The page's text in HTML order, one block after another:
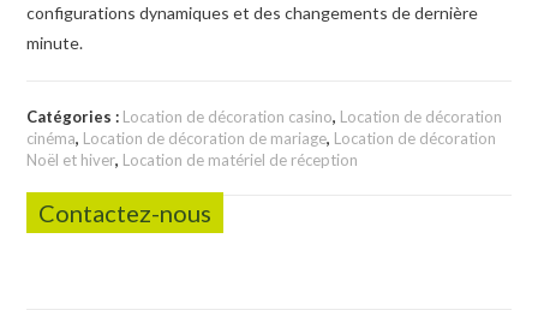
configurations dynamiques et des changements de dernière
minute.
Catégories : Location de décoration casino, Location de décoration
cinéma, Location de décoration de mariage, Location de décoration
Noël et hiver, Location de matériel de réception
Contactez-nous